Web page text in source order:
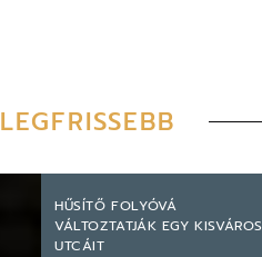
LEGFRISSEBB
HŰSÍTŐ FOLYÓVÁ
VÁLTOZTATJÁK EGY KISVÁROS
UTCÁIT